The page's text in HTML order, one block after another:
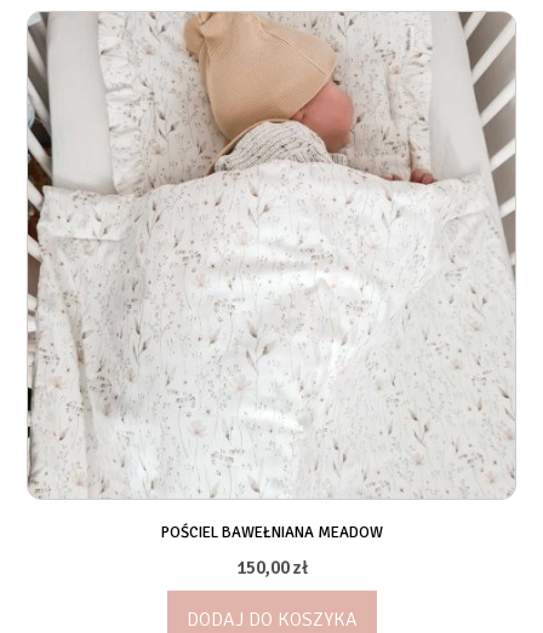
POŚCIEL BAWEŁNIANA MEADOW
150,00zł
DODAJ DO KOSZYKA